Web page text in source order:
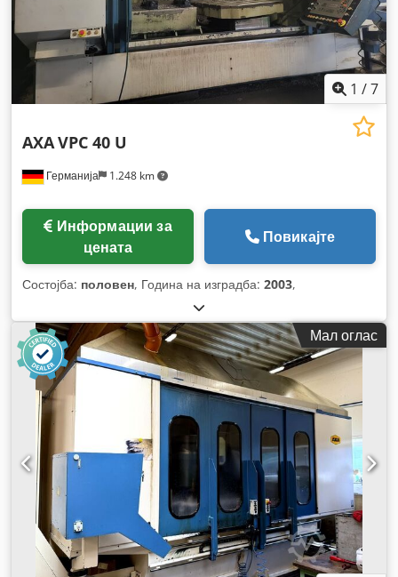
1 /7
Германија 1.248 km
AXAVPC 40 U
цената
Повикајте
Состојба: половен, Година на изградба: 2003,
Мал оглас